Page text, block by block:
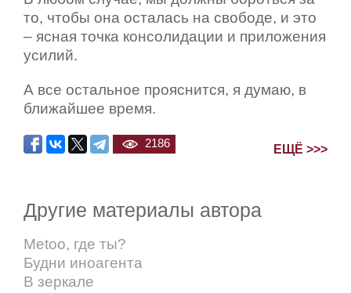
то, чтобы она осталась на свободе, и это
– ясная точка консолидации и приложения
усилий.
А все остальное прояснится, я думаю, в
ближайшее время.
2186 ЕЩЁ >>>
Другие материалы автора
Metoo, где ты?
Будни иноагента
В зеркале